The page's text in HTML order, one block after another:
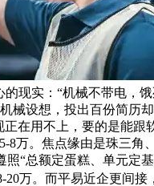
现实：“机械不带电，
械设想，投出百份简历
在用不上，要的是能跟
8万。焦点缘由是珠三角
“总额定蛋糕、单元定
万。而平易近企更间接